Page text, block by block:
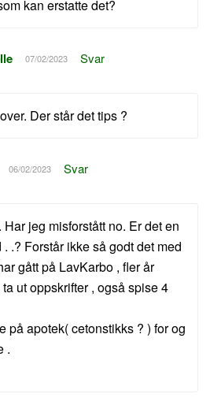
kan erstatte det?
07/02/2023 Svar
Der står det tips ?
06/02/2023 Svar
jeg misforstått no. Er det en
.? Forstår ikke så godt det med
gått på LavKarbo , fler år
ut oppskrifter , også spise 4
på apotek( cetonstikks ? ) for og
.